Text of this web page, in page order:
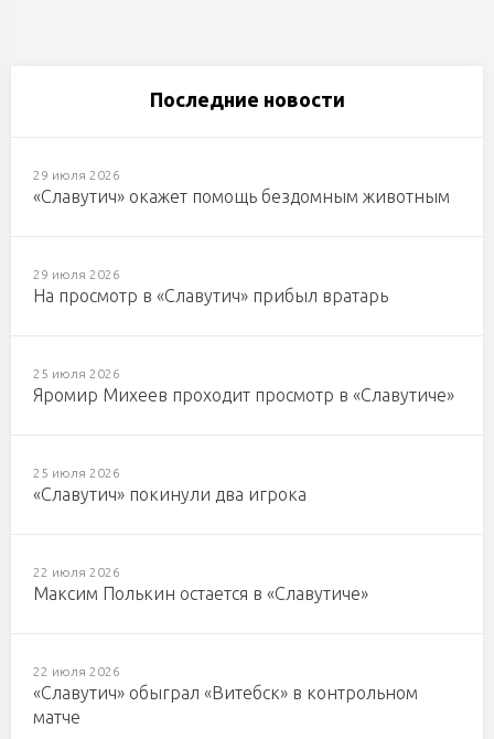
Последние новости
29 июля 2026
«Славутич» окажет помощь бездомным животным
29 июля 2026
На просмотр в «Славутич» прибыл вратарь
25 июля 2026
Яромир Михеев проходит просмотр в «Славутиче»
25 июля 2026
«Славутич» покинули два игрока
22 июля 2026
Максим Полькин остается в «Славутиче»
22 июля 2026
«Славутич» обыграл «Витебск» в контрольном
матче